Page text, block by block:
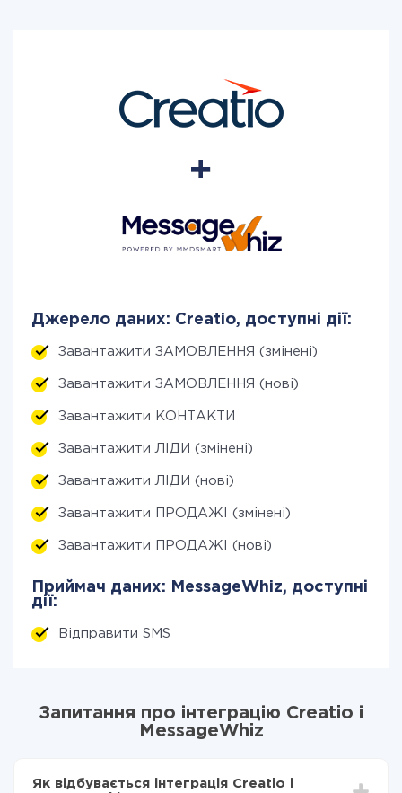
Джерело даних: Creatio, доступні дії:
Завантажити ЗАМОВЛЕННЯ (змінені)
Завантажити ЗАМОВЛЕННЯ (нові)
Завантажити КОНТАКТИ
Завантажити ЛІДИ (змінені)
Завантажити ЛІДИ (нові)
Завантажити ПРОДАЖІ (змінені)
Завантажити ПРОДАЖІ (нові)
Приймач даних: MessageWhiz, доступні
дії:
Відправити SMS
Запитання про інтеграцію Creatio і
MessageWhiz
Як відбувається інтеграція Creatio і